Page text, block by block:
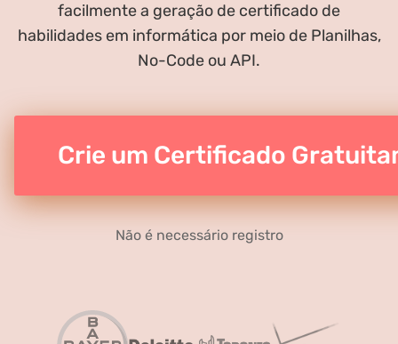
facilmente a geração de certificado de
habilidades em informática por meio de Planilhas,
No-Code ou API.
Crie um Certificado
Não é necessário registro